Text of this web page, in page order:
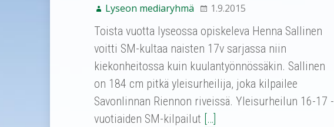
Lyseon mediaryhmä 1.9.2015
Toista vuotta lyseossa opiskeleva Henna Sallinen
voitti SM-kultaa naisten 17v sarjassa niin
kiekonheitossa kuin kuulantyönnössäkin. Sallinen
on 184 cm pitkä yleisurheilija, joka kilpailee
Savonlinnan Riennon riveissä. Yleisurheilun 16-17 -
vuotiaiden SM-kilpailut […]